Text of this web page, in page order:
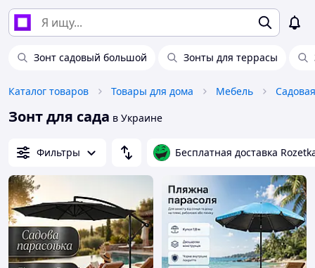
Зонт садовый большой Зонты для террасы
Каталог товаров Товары для дома Мебель
Зонт для сада в Украине
Фильтры Бесплатная доставка